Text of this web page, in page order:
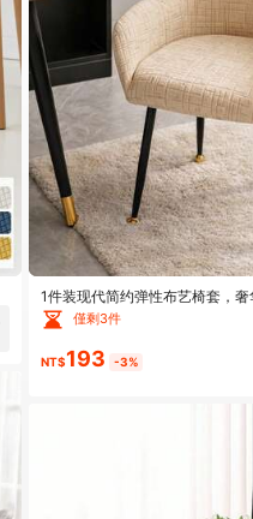
1件装现代简约弹性布艺椅套，
尘、防污、防刮擦，四季皆宜，可
僅剩3件
NT$193 -3%